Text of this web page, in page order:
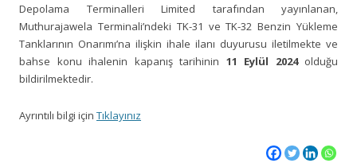
Depolama Terminalleri Limited tarafından yayınlanan,
Muthurajawela Terminali’ndeki TK-31 ve TK-32 Benzin Yükleme
Tanklarının Onarımı’na ilişkin ihale ilanı duyurusu iletilmekte ve
bahse konu ihalenin kapanış tarihinin 11 Eylül 2024olduğu
bildirilmektedir.
Ayrıntılı bilgi için Tıklayınız